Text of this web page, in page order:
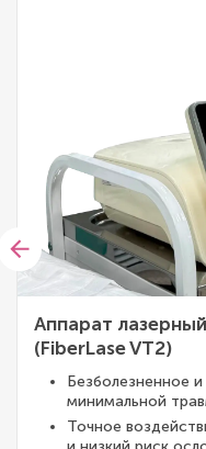
Аппарат
(FiberLase VT2)
Безболезненное
минимальной
Точное